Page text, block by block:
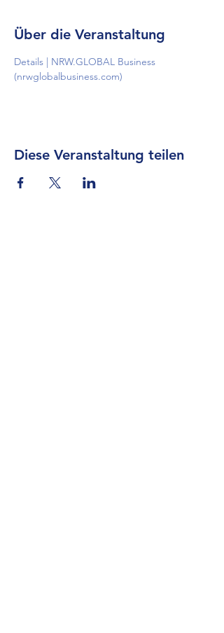
Über die Veranstaltung
Details | NRW.GLOBAL Business
(nrwglobalbusiness.com)
Diese Veranstaltung teilen